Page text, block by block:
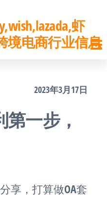
虾
境电商行业信息
2023年3月17日
第一步，
享，打算做OA套